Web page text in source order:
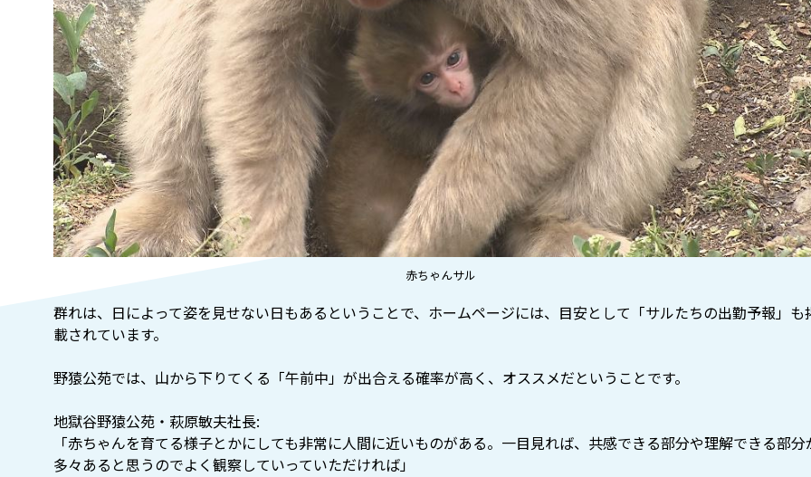
赤ちゃんサル
群れは、日によって姿を見せない日もあるということで、ホームページには、目安として「サルたちの出勤予報」も
載されています。
野猿公苑では、山から下りてくる「午前中」が出合える確率が高く、オススメだということです。
地獄谷野猿公苑・萩原敏夫社長:
「赤ちゃんを育てる様子とかにしても非常に人間に近いものがある。一目見れば、共感できる部分や理解できる部分
多々あると思うのでよく観察していっていただければ」